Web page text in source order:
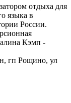
отдыха для
языка в
России.
Кэмп -
гп Рощино, ул